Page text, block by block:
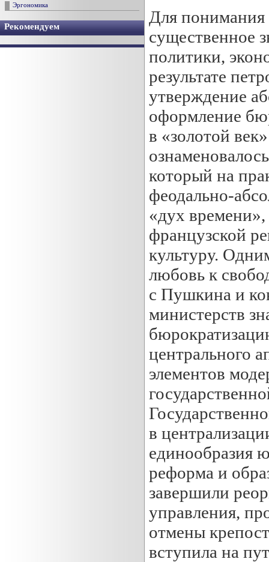
Эргономика
Рекомендуем
Для понимания
существенное
политики,
результате
утверждение
оформление
в «золотой
который на
феодально-
«дух
французской
культуру.
любовь к
с Пушкина и
министерств
центрального
элементов
в
единообразия
реформа и
завершили
управления,
отмены
вступила на